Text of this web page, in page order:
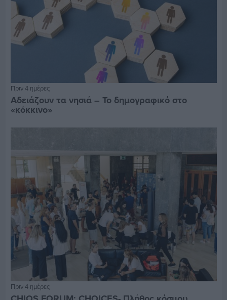
Πριν 4 ημέρες
Αδειάζουν τα νησιά – Το δημογραφικό στο
«κόκκινο»
Πριν 4 ημέρες